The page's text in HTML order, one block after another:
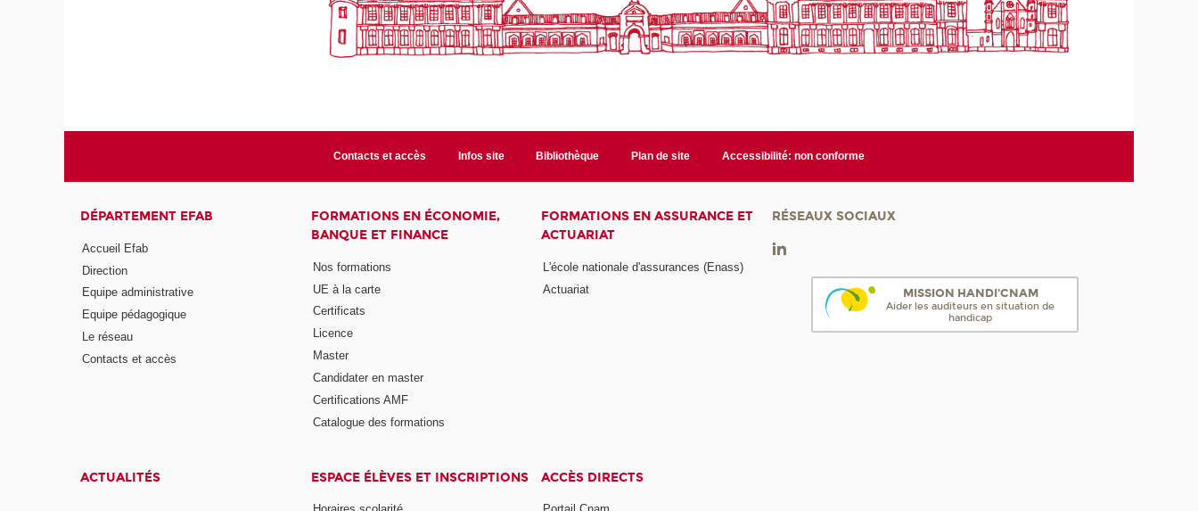
Contacts et accès Infos site Bibliothèque Plan de site Accessibilité: non conforme
DÉPARTEMENT EFAB
Accueil Efab
Direction
Equipe administrative
Equipe pédagogique
Le réseau
Contacts et accès
FORMATIONS EN ÉCONOMIE,
BANQUE ET FINANCE
Nos formations
UE à la carte
Certificats
Licence
Master
Candidater en master
Certifications AMF
Catalogue des formations
FORMATIONS EN ASSURANCE ET
ACTUARIAT
L'école nationale d'assurances (Enass)
Actuariat
ACTUALITÉS ESPACE ÉLÈVES ET INSCRIPTIONS ACCÈS DIRECTS
RÉSEAUX SOCIAUX
MISSION HANDI'CNAM
Aider les auditeurs en situation de
handicap